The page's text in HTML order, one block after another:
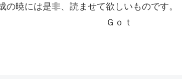
の暁には是非、読ませて欲しいものです。
ｔ